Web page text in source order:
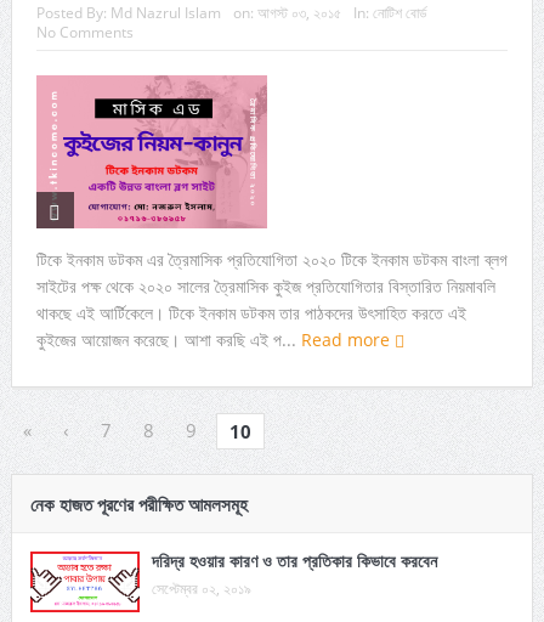
Posted By: Md Nazrul Islam on: আগস্ট ০৩, ২০১৫ In: নোটিশ বোর্ড
No Comments
টিকে ইনকাম ডটকম এর ত্রৈমাসিক প্রতিযোগিতা ২০২০ টিকে ইনকাম ডটকম বাংলা ব্লগ
সাইটের পক্ষ থেকে ২০২০ সালের ত্রৈমাসিক কুইজ প্রতিযোগিতার বিস্তারিত নিয়মাবলি
থাকছে এই আর্টিকেলে। টিকে ইনকাম ডটকম তার পাঠকদের উৎসাহিত করতে এই
কুইজের আয়োজন করেছে। আশা করছি এই প... Read more
« ‹ 7 8 9 10
নেক হাজত পূরণের পরীক্ষিত আমলসমূহ
দরিদ্র হওয়ার কারণ ও তার প্রতিকার কিভাবে করবেন
সেপ্টেম্বর ০২, ২০১৯